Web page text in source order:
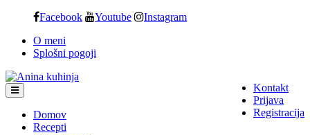
content
Facebook Youtube Instagram
O meni
Splošni pogoji
Kontakt
Prijava
Registracija
Domov
Recepti